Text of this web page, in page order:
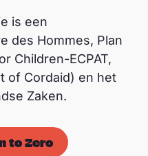
is een
des Hommes, Plan
Children-ECPAT,
of Cordaid) en het
Zaken.
to Zero